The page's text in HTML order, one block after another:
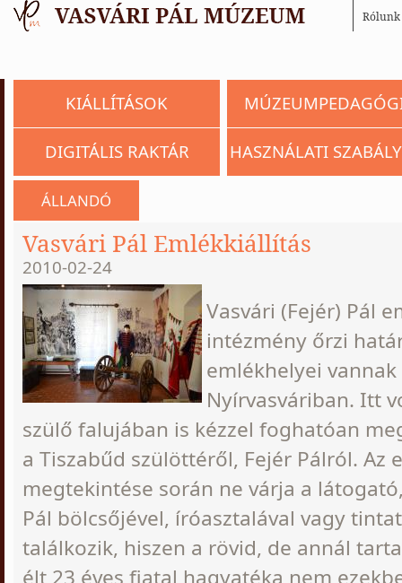
Rólunk
KIÁLLÍTÁSOK
DIGITÁLIS RAKTÁR HASZNÁLATI
ÁLLANDÓ
Vasvári Pál Emlékkiállítás
2010-02-24
Vasvári (Fejér) Pál
intézmény őrzi
emlékhelyei
Nyírvasváriban. Itt
szülő falujában is kézzel foghatóan
a Tiszabűd szülöttéről, Fejér Pálról. Az
megtekintése során ne várja a
Pál bölcsőjével, íróasztalával vagy
találkozik, hiszen a rövid, de annál
élt 23 éves fiatal hagyatéka nem